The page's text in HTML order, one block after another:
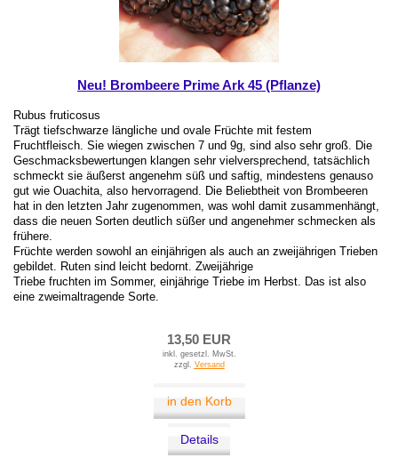
Neu! Brombeere Prime Ark 45 (Pflanze)
Rubus fruticosus
Trägt tiefschwarze längliche und ovale Früchte mit festem
Fruchtfleisch. Sie wiegen zwischen 7 und 9g, sind also sehr groß. Die
Geschmacksbewertungen klangen sehr vielversprechend, tatsächlich
schmeckt sie äußerst angenehm süß und saftig, mindestens genauso
gut wie Ouachita, also hervorragend. Die Beliebtheit von Brombeeren
hat in den letzten Jahr zugenommen, was wohl damit zusammenhängt,
dass die neuen Sorten deutlich süßer und angenehmer schmecken als
frühere.
Früchte werden sowohl an einjährigen als auch an zweijährigen Trieben
gebildet. Ruten sind leicht bedornt. Zweijährige
Triebe fruchten im Sommer, einjährige Triebe im Herbst. Das ist also
eine zweimaltragende Sorte.
13,50 EUR
inkl. gesetzl. MwSt.
zzgl. Versand
in den Korb
Details